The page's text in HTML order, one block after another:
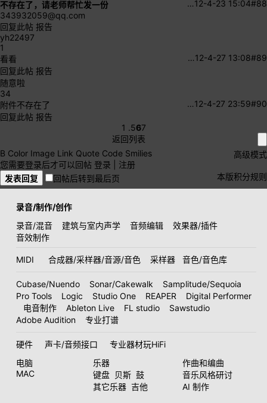
#88
12-4-23 15:04
…
不存在了，请老师帮忙发一份
343932059@qq.com
回复此帖 报告
yh22497
1
#89
12-4-27 13:08
…
看看
回复此帖 报告
随意啦
34
#90
12-4-27 23:59
…
附件不存在了
回复此帖 报告
1 .567
返回列表
高级模式
B Color Image Link Quote Code Smilies
您需要登录后才可以回帖 登录
注册
本版积分规则
发表回复 回帖后转到最后页
录音/制作/创作
录音/混音
建筑与室内声学 音频编辑
效果器/插件
音效制作
MIDI 合成器/采样器/音源/音色 采样器 音色/音色库
Cubase/Nuendo Sonar/Cakewalk
Samplitude/Sequoia
Pro Tools
Logic Studio One REAPER
Digital Performer
电音制作
Ableton Live FL studio
Sawstudio
Adobe Audition
专业打谱
硬件 声卡/音频接口
专业器材玩HiFi
电脑
MAC
乐器
键盘 贝斯 鼓
其它乐器 吉他
作曲和编曲
音乐风格研讨
AI 制作